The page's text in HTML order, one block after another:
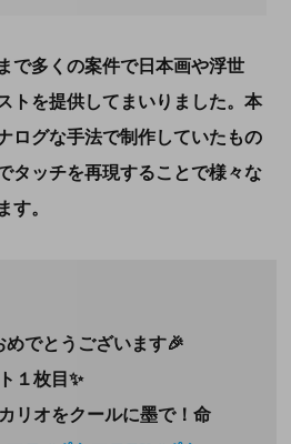
で多くの案件で日本画や浮世
トを提供してまいりました。本
ログな手法で制作していたもの
タッチを再現することで様々な
す。
めでとうございます🎉
１枚目✨
リオをクールに墨で！命